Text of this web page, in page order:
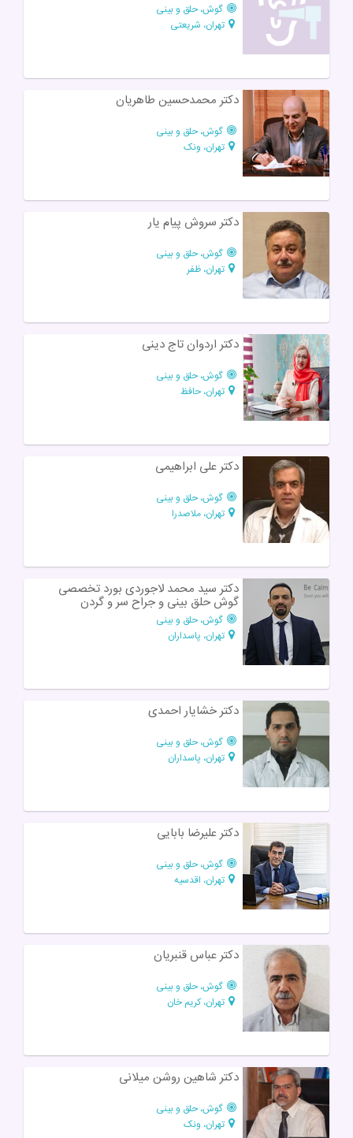
گوش، حلق و بینی
تهران، شریعتی
دکتر محمدحسین طاهریان
گوش، حلق و بینی
تهران، ونک
دکتر سروش پیام یار
گوش، حلق و بینی
تهران، ظفر
دکتر اردوان تاج دینی
گوش، حلق و بینی
تهران، حافظ
دکتر علی ابراهیمی
گوش، حلق و بینی
تهران، ملاصدرا
دکتر سید محمد لاجوردی بورد تخصصی
گوش حلق بینی و جراح سر و گردن
گوش، حلق و بینی
تهران، پاسداران
دکتر خشایار احمدی
گوش، حلق و بینی
تهران، پاسداران
دکتر علیرضا بابایی
گوش، حلق و بینی
تهران، اقدسیه
دکتر عباس قنبریان
گوش، حلق و بینی
تهران، کریم خان
دکتر شاهین روشن میلانی
گوش، حلق و بینی
تهران، ونک